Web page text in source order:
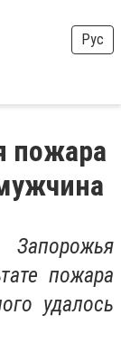
Рус
пожара
пожара
удалось